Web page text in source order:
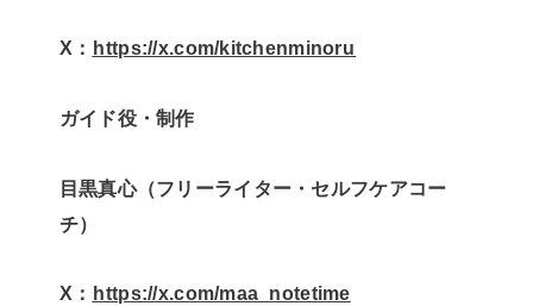
X： ⁠⁠⁠⁠https://x.com/kitchenminoru⁠⁠⁠⁠
ガイド役・制作
目黒真心（フリーライター・セルフケアコー
チ）
X： ⁠⁠⁠⁠https://x.com/maa_notetime